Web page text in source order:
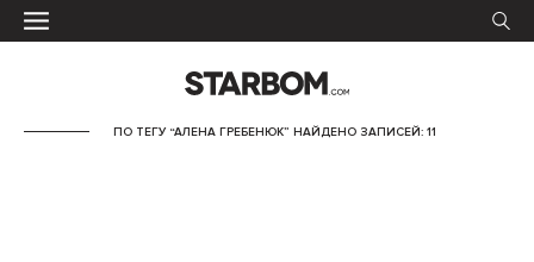
ПО ТЕГУ “АЛЕНА ГРЕБЕНЮК” НАЙДЕНО ЗАПИСЕЙ: 11